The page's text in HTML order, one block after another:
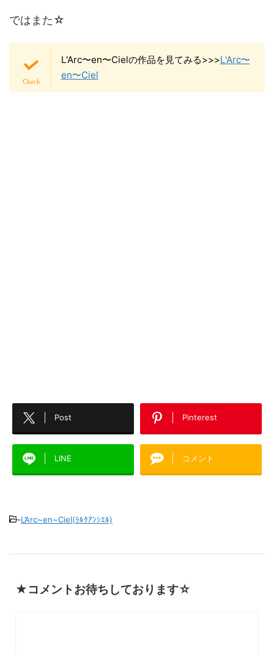
ではまた☆
L'Arc〜en〜Cielの作品を見てみる>>>L'Arc〜
en〜Ciel
Post Pinterest
LINE コメント
-L’Arc~en~Ciel(ﾗﾙｸｱﾝｼｴﾙ)
★コメントお待ちしております☆